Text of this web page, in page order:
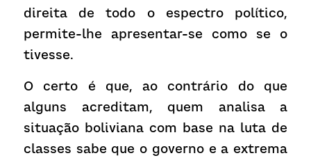
direita de todo o espectro político,
permite-lhe apresentar-se como se o
tivesse.
O certo é que, ao contrário do que
alguns acreditam, quem analisa a
situação boliviana com base na luta de
classes sabe que o governo e a extrema